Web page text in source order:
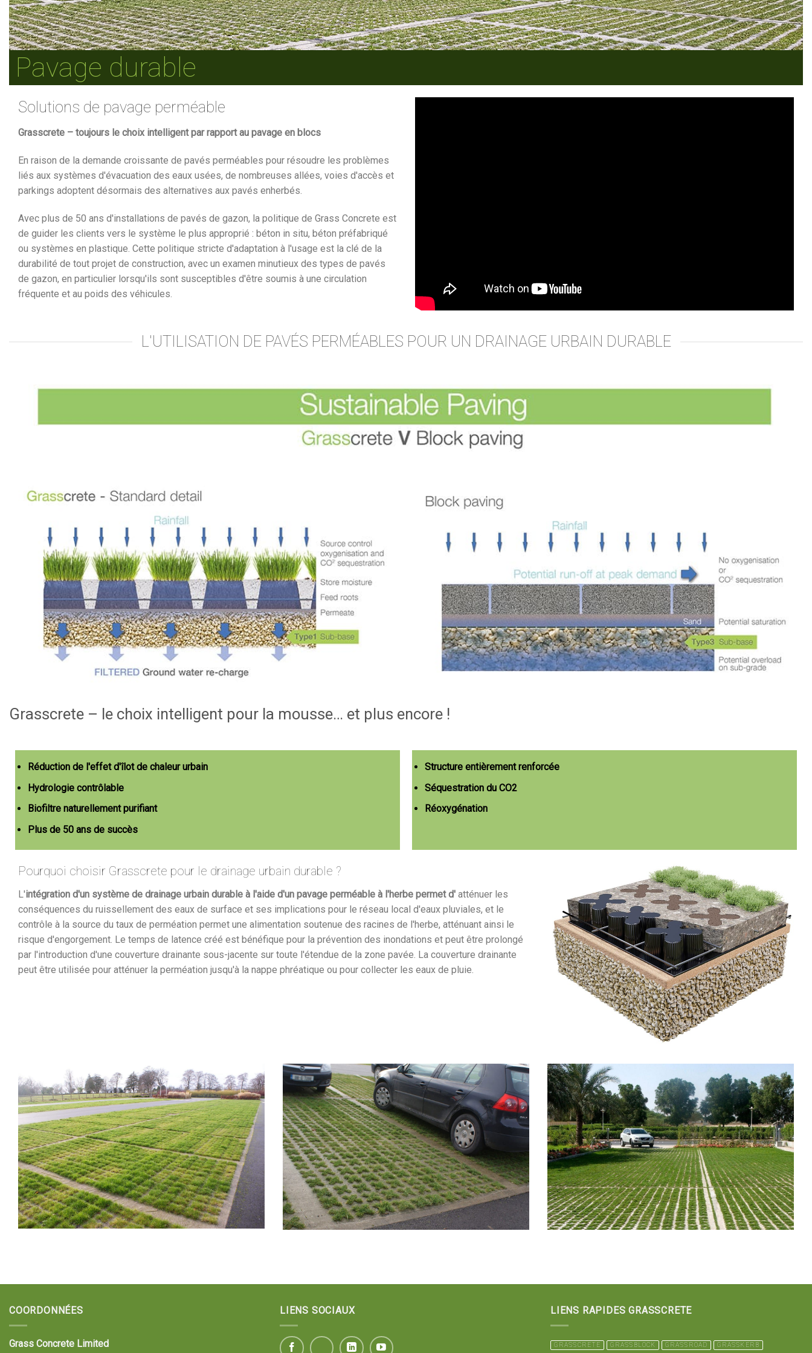
Pavage durable
Solutions de pavage perméable
Grasscrete – toujours le choix intelligent par rapport au pavage en blocs
En raison de la demande croissante de pavés perméables pour résoudre les problèmes
liés aux systèmes d'évacuation des eaux usées, de nombreuses allées, voies d'accès et
parkings adoptent désormais des alternatives aux pavés enherbés.
Avec plus de 50 ans d'installations de pavés de gazon, la politique de Grass Concrete est
de guider les clients vers le système le plus approprié : béton in situ, béton préfabriqué
ou systèmes en plastique. Cette politique stricte d'adaptation à l'usage est la clé de la
durabilité de tout projet de construction, avec un examen minutieux des types de pavés
de gazon, en particulier lorsqu'ils sont susceptibles d'être soumis à une circulation
fréquente et au poids des véhicules.
L'UTILISATION DE PAVÉS PERMÉABLES POUR UN DRAINAGE URBAIN DURABLE
Grasscrete – le choix intelligent pour la mousse… et plus encore !
Réduction de l'effet d'îlot de chaleur urbain
Hydrologie contrôlable
Biofiltre naturellement purifiant
Plus de 50 ans de succès
Structure entièrement renforcée
Séquestration du CO2
Réoxygénation
Pourquoi choisir Grasscrete pour le drainage urbain durable ?
L'intégration d'un système de drainage urbain durable à l'aide d'un pavage perméable à l'herbe permet d' atténuer les
conséquences du ruissellement des eaux de surface et ses implications pour le réseau local d'eaux pluviales, et le
contrôle à la source du taux de perméation permet une alimentation soutenue des racines de l'herbe, atténuant ainsi le
risque d'engorgement. Le temps de latence créé est bénéfique pour la prévention des inondations et peut être prolongé
par l'introduction d'une couverture drainante sous-jacente sur toute l'étendue de la zone pavée. La couverture drainante
peut être utilisée pour atténuer la perméation jusqu'à la nappe phréatique ou pour collecter les eaux de pluie.
COORDONNÉES
Grass Concrete Limited
LIENS SOCIAUX LIENS RAPIDES GRASSCRETE
GRASSCRETE GRASSBLOCK GRASSROAD GRASSKERB